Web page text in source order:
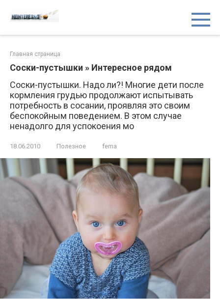
Главная страница
Соски-пустышки » Интересное рядом
Соски-пустышки. Надо ли?! Многие дети после
кормления грудью продолжают испытывать
потребность в сосании, проявляя это своим
беспокойным поведением. В этом случае
ненадолго для успокоения мо
18.06.2010 Полезное fema